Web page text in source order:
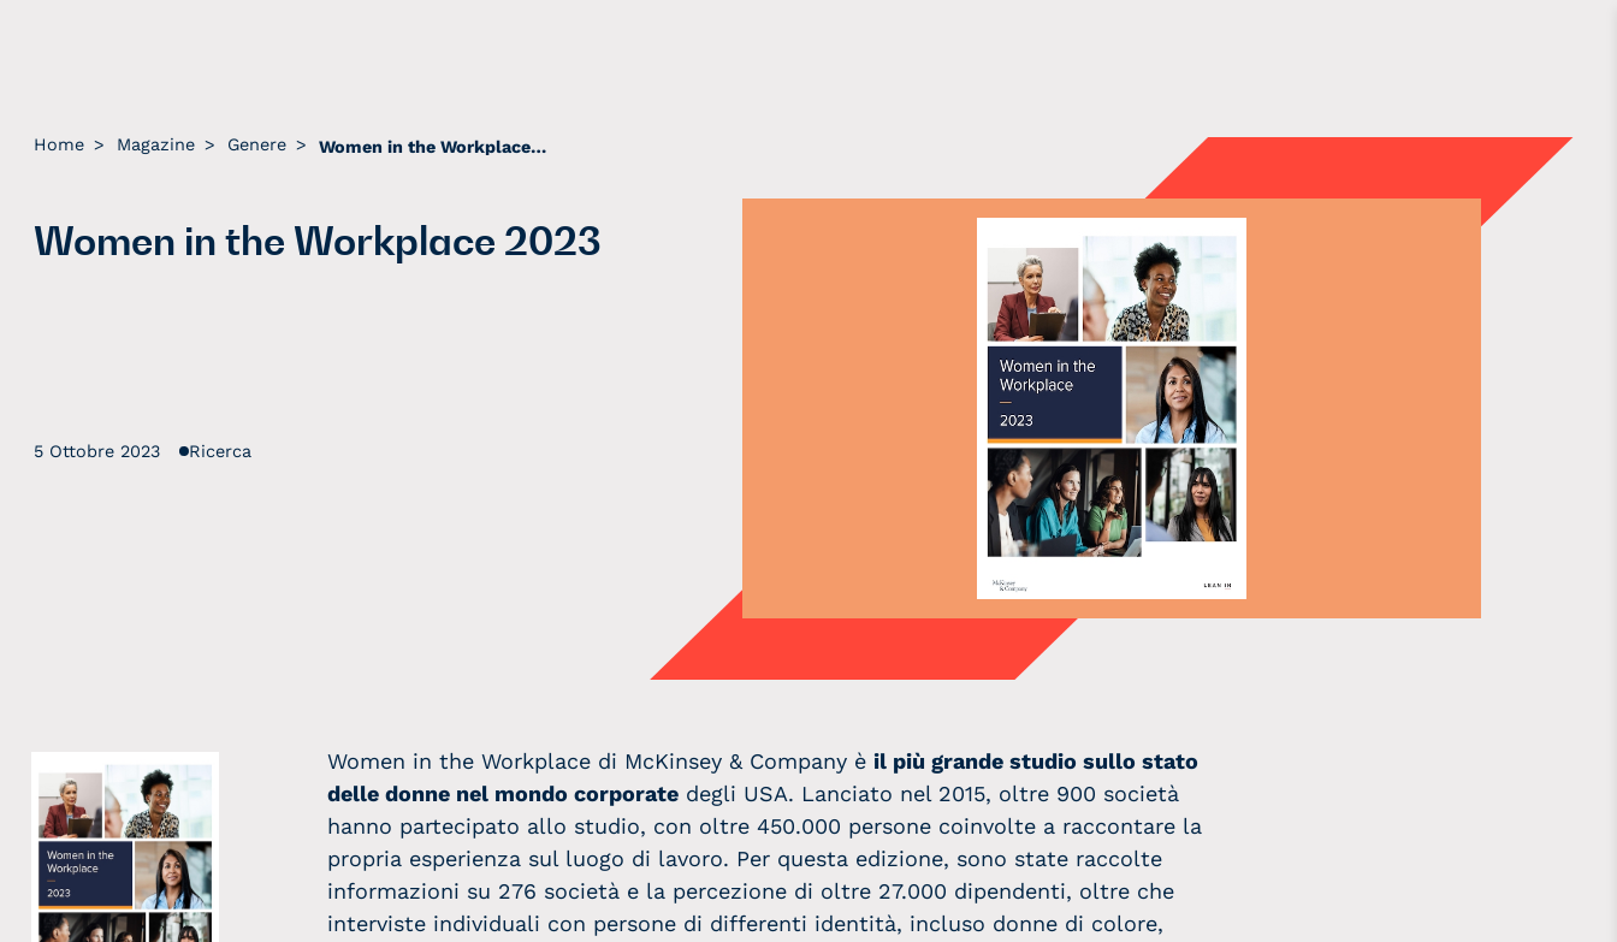
Home > Magazine > Genere > Women in the Workplace 2023
Women in the Workplace 2023
5 Ottobre 2023 Ricerca
Women in the Workplace di McKinsey & Company è il più grande studio sullo stato
delle donne nel mondo corporate degli USA. Lanciato nel 2015, oltre 900 società
hanno partecipato allo studio, con oltre 450.000 persone coinvolte a raccontare la
propria esperienza sul luogo di lavoro. Per questa edizione, sono state raccolte
informazioni su 276 società e la percezione di oltre 27.000 dipendenti, oltre che
interviste individuali con persone di differenti identità, incluso donne di colore,